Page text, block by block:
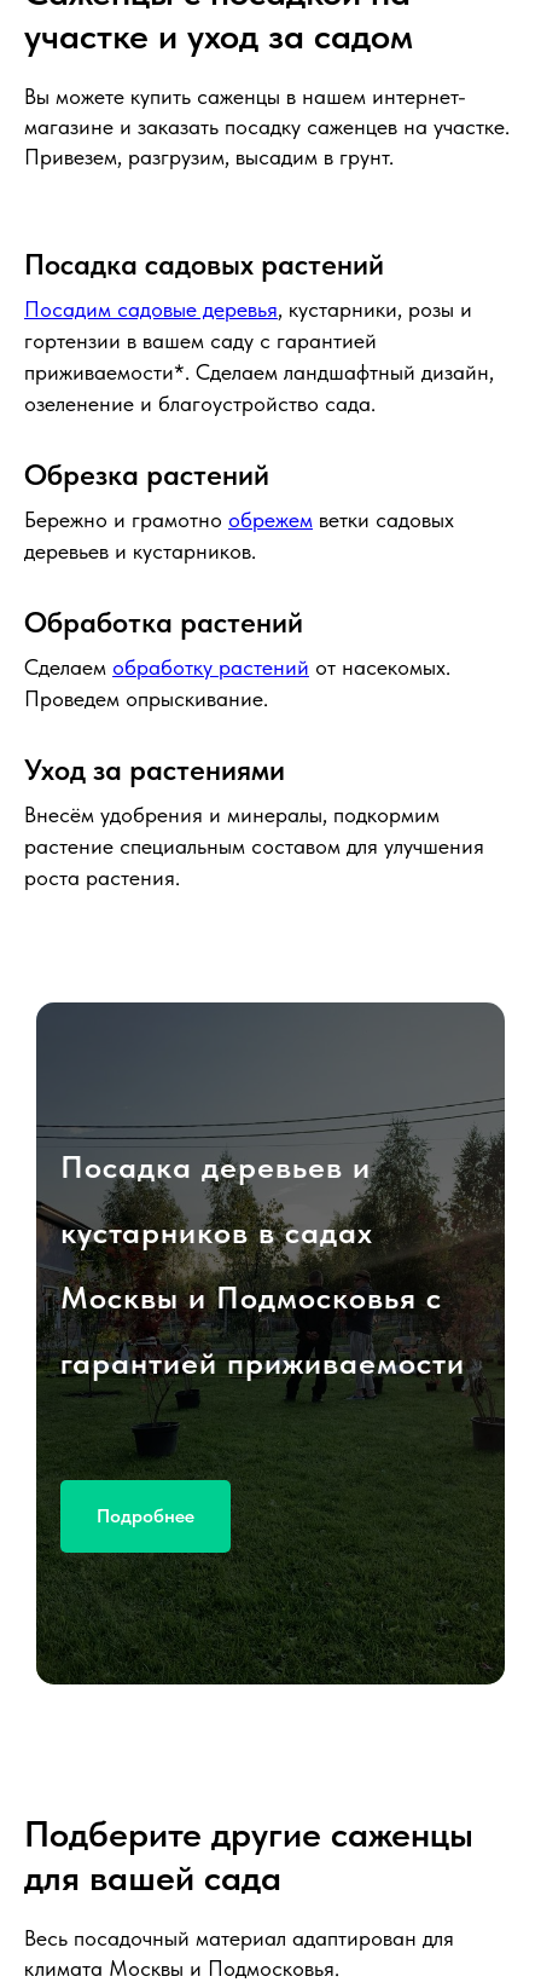
участке и уход за садом
Вы можете купить саженцы в нашем интернет-
магазине и заказать посадку саженцев на участке.
Привезем, разгрузим, высадим в грунт.
Посадка садовых растений
Посадим садовые деревья, кустарники, розы и
гортензии в вашем саду с гарантией
приживаемости*. Сделаем ландшафтный дизайн,
озеленение и благоустройство сада.
Обрезка растений
Бережно и грамотно обрежем ветки садовых
деревьев и кустарников.
Обработка растений
Сделаем обработку растений от насекомых.
Проведем опрыскивание.
Уход за растениями
Внесём удобрения и минералы, подкормим
растение специальным составом для улучшения
роста растения.
Посадка деревьев и
кустарников в садах
Москвы и Подмосковья с
гарантией приживаемости
Подробнее
Подберите другие саженцы
для вашей сада
Весь посадочный материал адаптирован для
климата Москвы и Подмосковья.